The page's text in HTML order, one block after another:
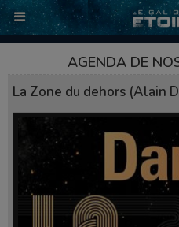
AGENDA DE
La Zone du dehors (Alain